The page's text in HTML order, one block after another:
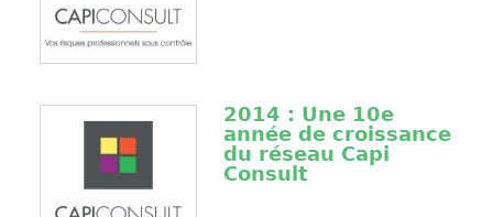
2014 : Une 10e
année de croissance
du réseau Capi
Consult